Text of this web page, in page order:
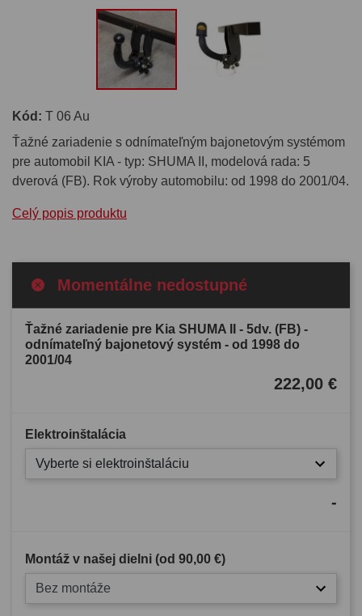
Kód: T 06 Au
Ťažné zariadenie s odnímateľným bajonetovým systémom
pre automobil KIA - typ: SHUMA II, modelová rada: 5
dverová (FB). Rok výroby automobilu: od 1998 do 2001/04.
Celý popis produktu
Momentálne nedostupné
Ťažné zariadenie pre Kia SHUMA II - 5dv. (FB) -
odnímateľný bajonetový systém - od 1998 do
2001/04
222,00 €
Elektroinštalácia
Vyberte si elektroinštaláciu
-
Montáž v našej dielni (od 90,00 €)
Bez montáže